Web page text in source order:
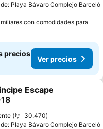
Playa Bávaro Complejo Barceló
con comodidades para
precios
Ver precios
a favoritos
Escape
30.470
Playa Bávaro Complejo Barceló